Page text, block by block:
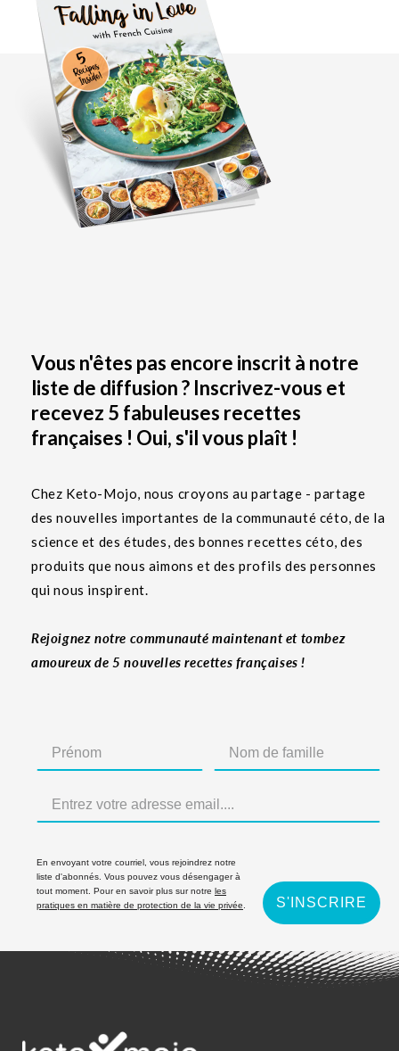
Vous n'êtes pas encore inscrit à notre
liste de diffusion ? Inscrivez-vous et
recevez 5 fabuleuses recettes
françaises ! Oui, s'il vous plaît !
Chez Keto-Mojo, nous croyons au partage - partage
des nouvelles importantes de la communauté céto, de la
science et des études, des bonnes recettes céto, des
produits que nous aimons et des profils des personnes
qui nous inspirent.
Rejoignez notre communauté maintenant et tombez
amoureux de 5 nouvelles recettes françaises !
En envoyant votre courriel, vous rejoindrez notre
liste d'abonnés. Vous pouvez vous désengager à
tout moment. Pour en savoir plus sur notre les
pratiques en matière de protection de la vie privée
S'INSCRIRE